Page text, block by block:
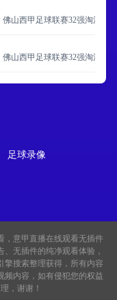
VS 茂名市点都得 全场录像
佛山西甲足球联赛32强淘汰赛
红 VS 广州戴拿模 全场录像
佛山西甲足球联赛32强淘汰赛
足球录像
，意甲直播在线观看无插件
无插件的纯净观看体验，
擎搜索整理获得，所有内容
频内容，如有侵犯您的权益
，谢谢！